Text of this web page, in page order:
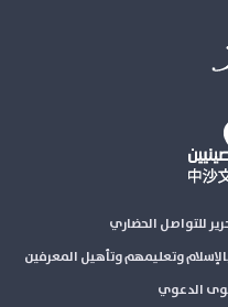
للتواصل الحضاري
وتعليمهم وتأهيل المعرفين
الدعوي